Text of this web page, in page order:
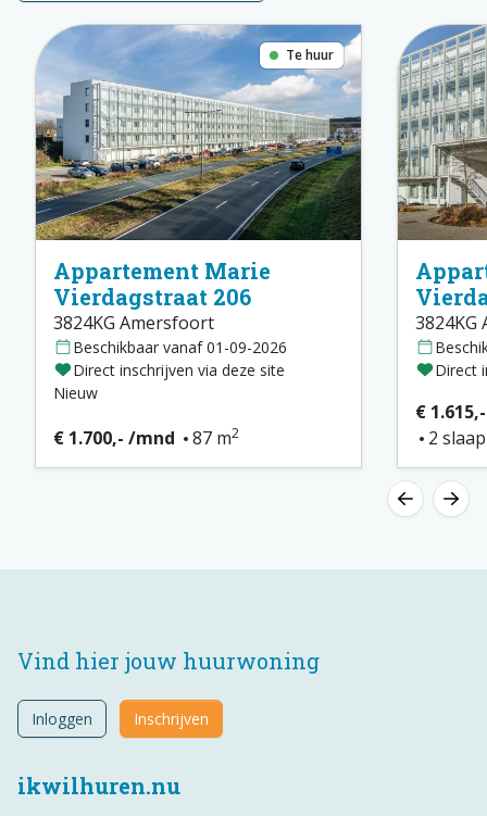
Te huur
Appartement Marie
Vierdagstraat 206
3824KG Amersfoort
Beschikbaar vanaf 01-09-2026
Direct inschrijven via deze site
Nieuw
€ 1.700,- /mnd 87 m2
Direct
€
2
ikwilhuren.nu
Vind hier jouw huurwoning
Inloggen Inschrijven